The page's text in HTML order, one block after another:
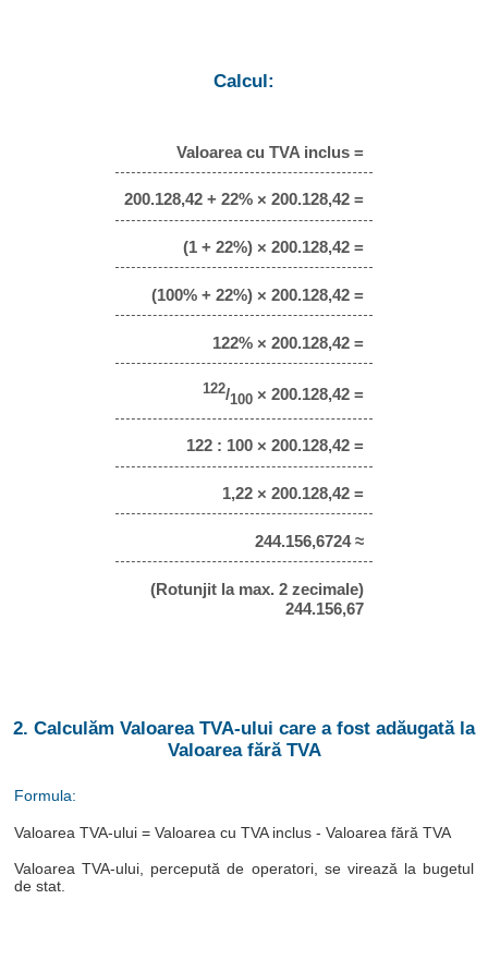
Calcul:
Valoarea cu TVA inclus =
200.128,42 + 22% × 200.128,42 =
(1 + 22%) × 200.128,42 =
(100% + 22%) × 200.128,42 =
122% × 200.128,42 =
122/100 × 200.128,42 =
122 : 100 × 200.128,42 =
1,22 × 200.128,42 =
244.156,6724 ≈
(Rotunjit la max. 2 zecimale)
244.156,67
2. Calculăm Valoarea TVA-ului care a fost adăugată la
Valoarea fără TVA
Formula:
Valoarea TVA-ului = Valoarea cu TVA inclus - Valoarea fără TVA
Valoarea TVA-ului, percepută de operatori, se virează la bugetul
de stat.